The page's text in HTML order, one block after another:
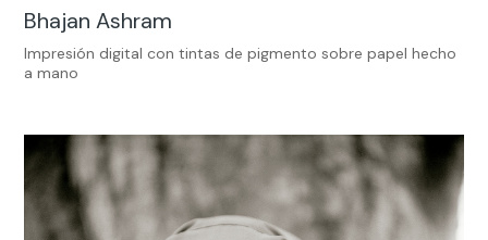
Bhajan Ashram
Impresión digital con tintas de pigmento sobre papel hecho
a mano